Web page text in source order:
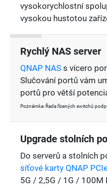
vysokorychlostní
vysokou hustotou
Rychlý NAS server
QNAP NAS s vícero
Slučování portů vám
portů pro větší
Poznámka: Řada řízených switchů
Upgrade stolních
Do serverů a stolních
síťové karty QNAP
5G / 2,5G / 1G / 100M